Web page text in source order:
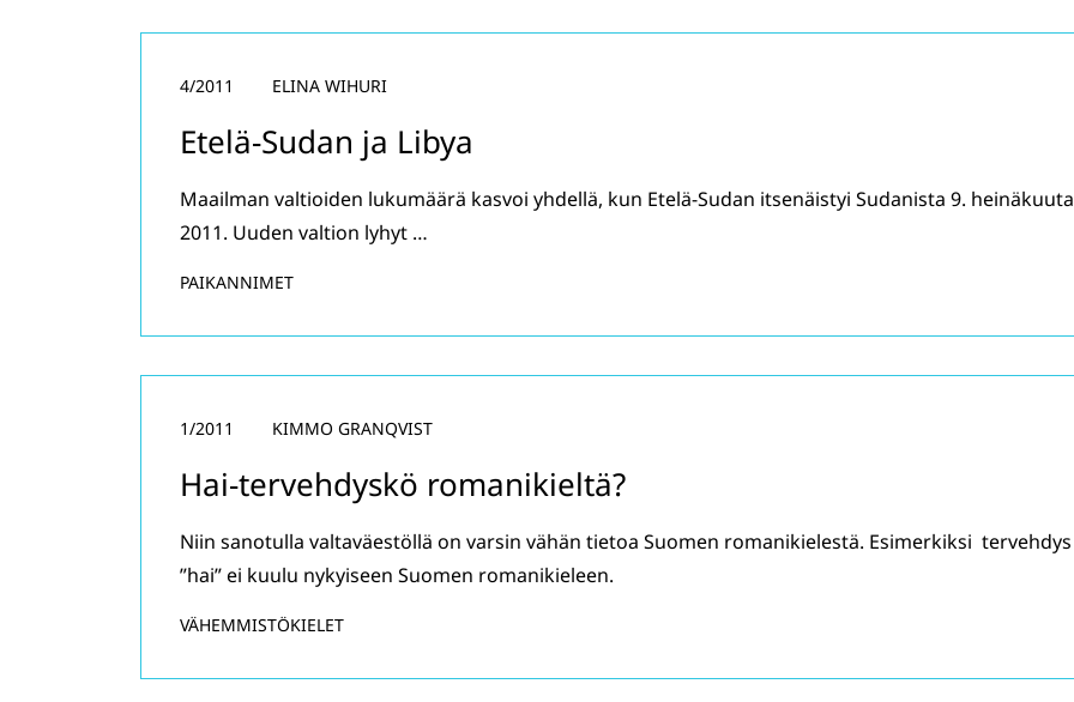
Etelä-Sudan ja Libya
4/2011 ELINA WIHURI
Maailman valtioiden lukumäärä kasvoi yhdellä, kun Etelä-Sudan itsenäistyi Sudanista 9. heinäkuuta
2011. Uuden valtion lyhyt …
PAIKANNIMET
Hai-tervehdyskö romanikieltä?
1/2011 KIMMO GRANQVIST
Niin sanotulla valtaväestöllä on varsin vähän tietoa Suomen romanikielestä. Esimerkiksi tervehdys
”hai” ei kuulu nykyiseen Suomen romanikieleen.
VÄHEMMISTÖKIELET